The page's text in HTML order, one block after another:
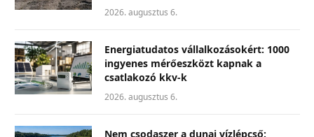
2026. augusztus 6.
Energiatudatos vállalkozásokért: 1000
ingyenes mérőeszközt kapnak a
csatlakozó kkv-k
2026. augusztus 6.
Nem csodaszer a dunai vízlépcső: